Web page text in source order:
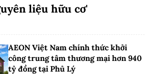
liệu hữu cơ'
AEON Việt Nam chính thức khởi
công trung tâm thương mại hơn 940
tỷ đồng tại Phủ Lý